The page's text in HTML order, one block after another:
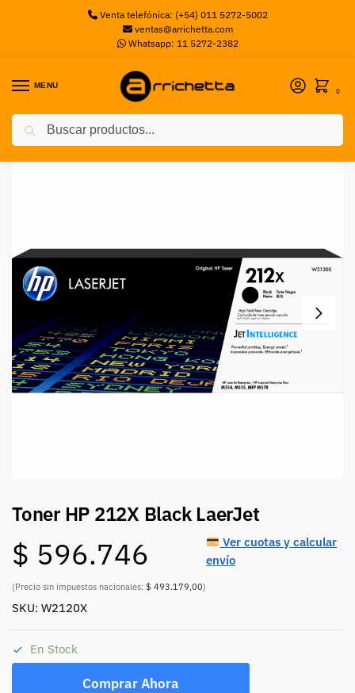
Venta telefónica: (+54) 011 5272-5002
ventas@arrichetta.com
Whatsapp: 11 5272-2382
MENU
0
Inicio Toners Toner HP 212X Black LaerJet
Toner HP 212X Black LaerJet
$ 596.746
(Precio sin impuestos nacionales: $ 493.179,00)
Ver cuotas y calcular
envío
SKU: W2120X
En Stock
Comprar Ahora